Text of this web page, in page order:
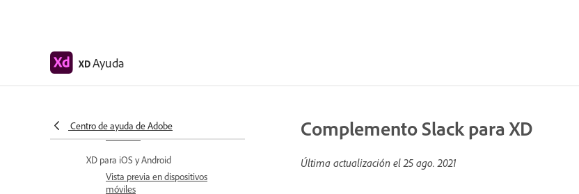
XDAyuda
Centro de ayuda de Adobe
Complemento Slack para XD
Publicar diseño de Adobe XD en
Behance
XD para iOS y Android
Vista previa en dispositivos
móviles
Complemento Slack para XD
Última actualización el25 ago. 2021